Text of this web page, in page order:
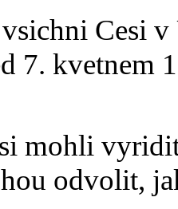
Cesi
7.
mohli
odvolit,